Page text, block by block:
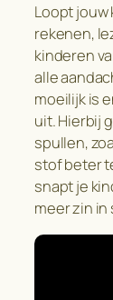
Loopt jouw
rekenen,
kinderen
alle
moeilijk is
uit. Hierbij
spullen,
stof beter
snapt je
meer zin in